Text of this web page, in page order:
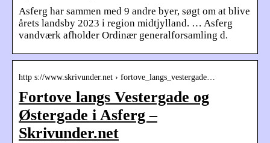
Asferg har sammen med 9 andre byer, søgt om at blive
årets landsby 2023 i region midtjylland. … Asferg
vandværk afholder Ordinær generalforsamling d.
http s://www.skrivunder.net › fortove_langs_vestergade…
Fortove langs Vestergade og
Østergade i Asferg –
Skrivunder.net